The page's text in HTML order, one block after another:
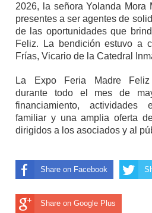
2026, la señora Yolanda Mora
presentes a ser agentes de
de las oportunidades que
Feliz. La bendición estuvo a
Frías, Vicario de la Catedral
La Expo Feria Madre Feliz
durante todo el mes de
financiamiento, actividades
familiar y una amplia oferta
dirigidos a los asociados y al
Share on Facebook
Share on Google Plus